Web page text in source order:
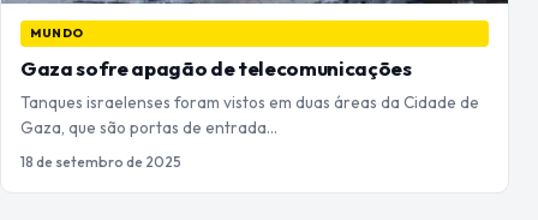
MUNDO
Gaza sofre apagão de telecomunicações
Tanques israelenses foram vistos em duas áreas da Cidade de
Gaza, que são portas de entrada…
18 de setembro de 2025